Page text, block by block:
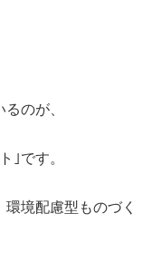
のが、
｣です。
境配慮型ものづく